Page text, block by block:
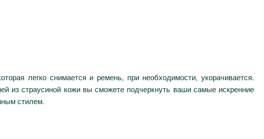
легко снимается и ремень, при необходимости, укорачивается.
из страусиной кожи вы сможете подчеркнуть ваши самые искренние
стилем.